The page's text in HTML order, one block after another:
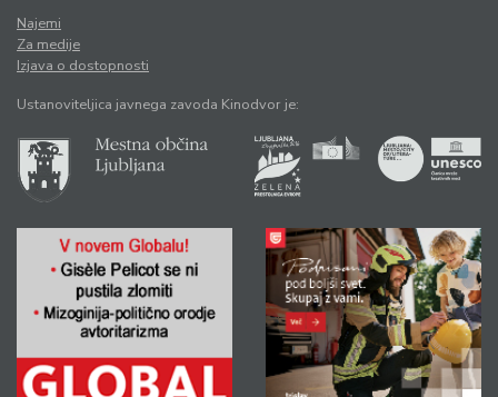
Najemi
Za medije
Izjava o dostopnosti
Ustanoviteljica javnega zavoda Kinodvor je: